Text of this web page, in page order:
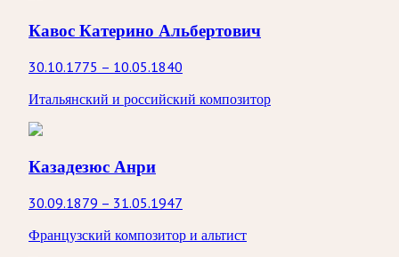
Кавос Катерино Альбертович
30.10.1775 – 10.05.1840
Итальянский и российский композитор
Казадезюс Анри
30.09.1879 – 31.05.1947
Французский композитор и альтист